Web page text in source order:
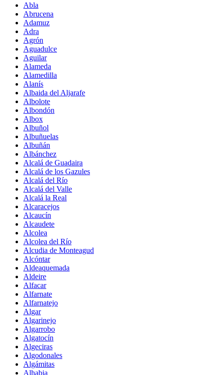
Abla
Abrucena
Adamuz
Adra
Agrón
Aguadulce
Aguilar
Alameda
Alamedilla
Alanís
Albaida del Aljarafe
Albolote
Albondón
Albox
Albuñol
Albuñuelas
Albuñán
Albánchez
Alcalá de Guadaira
Alcalá de los Gazules
Alcalá del Río
Alcalá del Valle
Alcalá la Real
Alcaracejos
Alcaucín
Alcaudete
Alcolea
Alcolea del Río
Alcudia de Monteagud
Alcóntar
Aldeaquemada
Aldeire
Alfacar
Alfarnate
Alfarnatejo
Algar
Algarinejo
Algarrobo
Algatocín
Algeciras
Algodonales
Algámitas
Alhabia